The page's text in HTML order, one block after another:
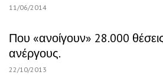
11/06/2014
Που «ανοίγουν» 28.000
ανέργους.
22/10/2013